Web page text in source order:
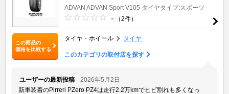
この商品の
価格を比較する
ADVAN ADVAN Sport V105 タイヤタイプ:スポーツ
- （2件）
タイヤ・ホイール タイヤ
このカテゴリの取付店を探す
ユーザーの最新投稿
2026年5月2日
新車装着のPirreri PZero PZ4は走行2.2万kmでヒビ割れも多くなっ